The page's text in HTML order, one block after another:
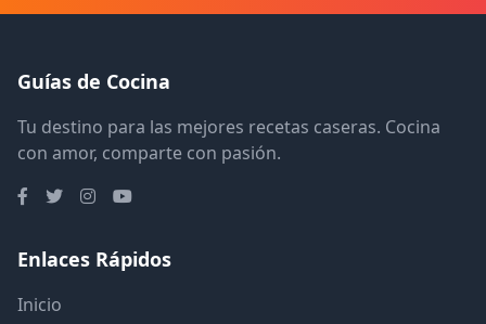
Guías de Cocina
Tu destino para las mejores recetas caseras. Cocina
con amor, comparte con pasión.
Enlaces Rápidos
Inicio